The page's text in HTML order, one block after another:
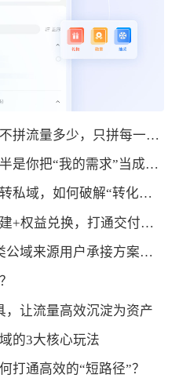
1.公域转私域的三个步骤：不拼流量多少，只拼每一步的运营精度
2.公域转私域转化率低？多半是你把“我的需求”当成了“用户需求”
3.低频高客单价行业：公域转私域，如何破解“转化困局”？
4.抖音私域转化：小程序搭建+权益兑换，打通交付闭环
5.公域转私域用户管理：3类公域来源用户承接方案，提高转化成功率
，让流量高效沉淀为资产
的3大核心玩法
打通高效的“短路径”？